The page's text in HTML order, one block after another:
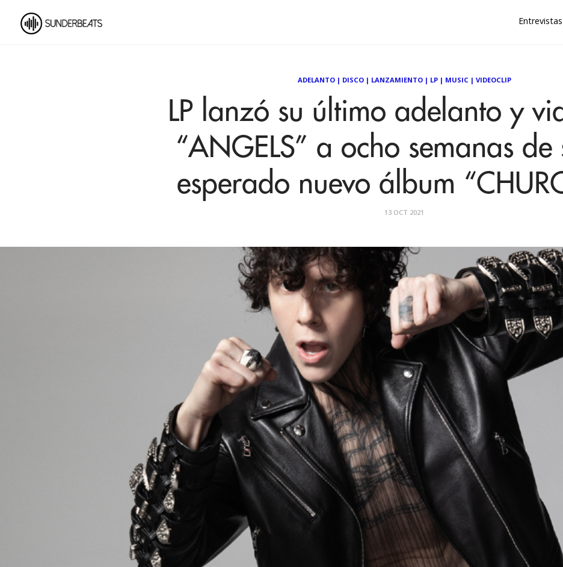
Entrevistas
ADELANTO| DISCO| LANZAMIENTO| LP| MUSIC| VIDEOCLIP
LP lanzó su último adelanto y
“ANGELS” a ocho semanas de
esperado nuevo álbum
13 OCT 2021